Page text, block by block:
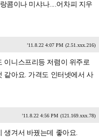
콤이나 미샤나....어차피 지우
'11.8.22 4:07 PM (2.51.xxx.216)
이니스프리등 저렴이 위주로
같아요. 가격도 인터넷에서 사
'11.8.22 4:56 PM (121.169.xxx.78)
생겨서 바꿨는데 좋아요.